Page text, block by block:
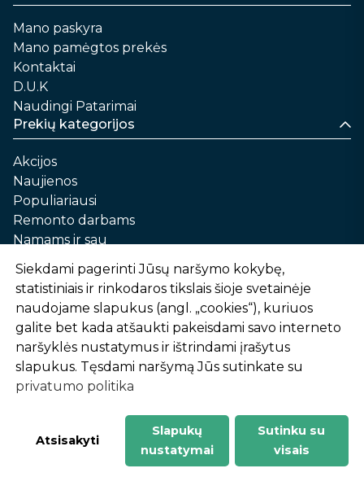
Mano paskyra
Mano pamėgtos prekės
Kontaktai
D.U.K
Naudingi Patarimai
Prekių kategorijos
Akcijos
Naujienos
Populiariausi
Remonto darbams
Namams ir sau
Automobilių priežiūrai
Sodui ir daržui
Informacija
Apie mus
Prekių pirkimo – pardavimo taisyklės
Prekių pristatymas ir atsiėmimas
Garantinis aptarnavimas ir prekių grąžinimas
Privatumo politika
AtHome24.lt © 2026 Visos teisės saugomos
-
1
2
%
n
u
o
l
a
i
d
a
Siekdami pagerinti Jūsų naršymo kokybę,
statistiniais ir rinkodaros tikslais šioje svetainėje
naudojame slapukus (angl. „cookies“), kuriuos
galite bet kada atšaukti pakeisdami savo interneto
naršyklės nustatymus ir ištrindami įrašytus
slapukus. Tęsdami naršymą Jūs sutinkate su
privatumo politika
Atsisakyti
Slapukų
nustatymai
Sutinku su
visais